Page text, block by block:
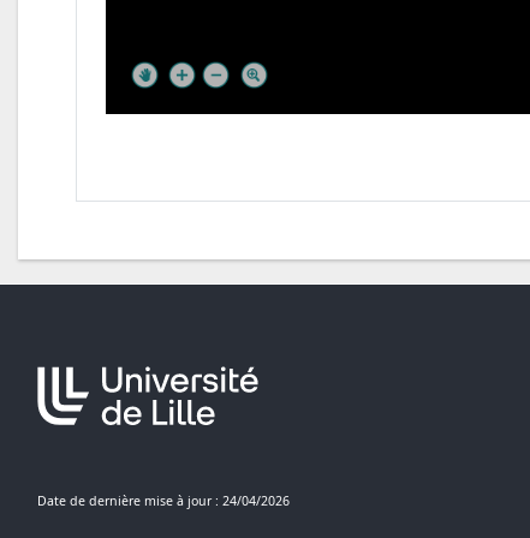
Date de dernière mise à jour : 24/04/2026